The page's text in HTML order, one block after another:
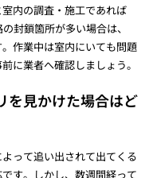
内の調査・施工であれば
封鎖箇所が多い場合は、
作業中は室内にいても問題
に業者へ確認しましょう。
を見かけた場合はど
って追い出されて出てくる
す。しかし、数週間経って